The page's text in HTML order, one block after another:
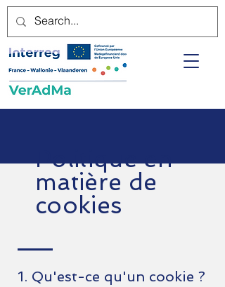
Politique en
matière de
cookies
1. Qu'est-ce qu'un cookie ?